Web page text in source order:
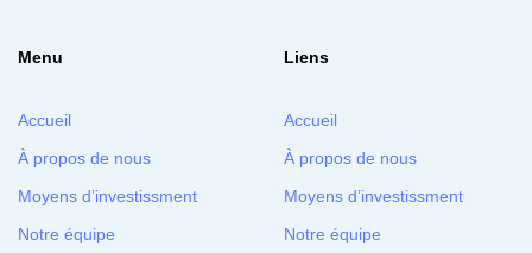
Menu
Accueil
À propos de nous
Moyens d’investissment
Notre équipe
Liens
Accueil
À propos de nous
Moyens d’investissment
Notre équipe